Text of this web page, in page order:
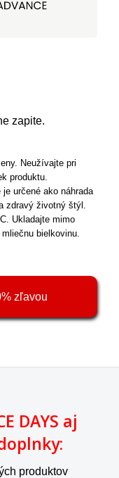
zapite.
Neužívajte pri
produktu.
určené ako náhrada
zdravý životný štýl.
Ukladajte mimo
bielkovinu.
zľavou
DAYS aj
produktov